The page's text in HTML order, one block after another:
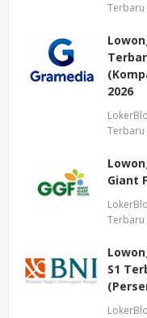
Terbaru
2026
Terbaru
Giant
Terbaru
S1